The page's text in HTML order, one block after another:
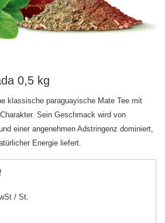
0,5 kg
klassische paraguayische Mate Tee mit
Sein Geschmack wird von
einer angenehmen Adstringenz dominiert,
Energie liefert.
/ St.